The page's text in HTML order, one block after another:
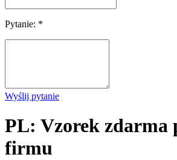
Pytanie: *
Wyślij pytanie
PL: Vzorek zdarma
firmu